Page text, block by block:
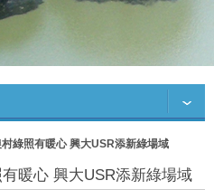
村綠照有暖心 興大USR添新綠場域
暖心 興大USR添新綠場域